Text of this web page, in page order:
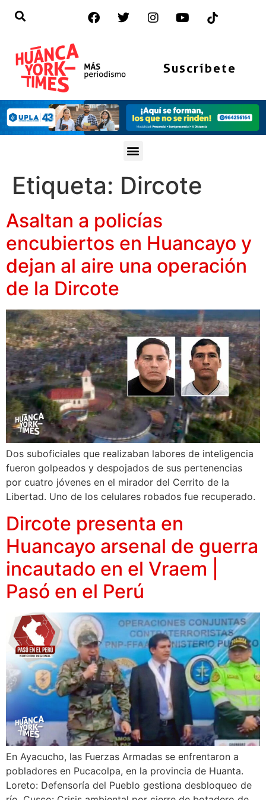
Suscríbete
Etiqueta: Dircote
Asaltan a policías
encubiertos en Huancayo y
dejan al aire una operación
de la Dircote
Dos suboficiales que realizaban labores de inteligencia
fueron golpeados y despojados de sus pertenencias
por cuatro jóvenes en el mirador del Cerrito de la
Libertad. Uno de los celulares robados fue recuperado.
Dircote presenta en
Huancayo arsenal de guerra
incautado en el Vraem |
Pasó en el Perú
En Ayacucho, las Fuerzas Armadas se enfrentaron a
pobladores en Pucacolpa, en la provincia de Huanta.
Loreto: Defensoría del Pueblo gestiona desbloqueo de